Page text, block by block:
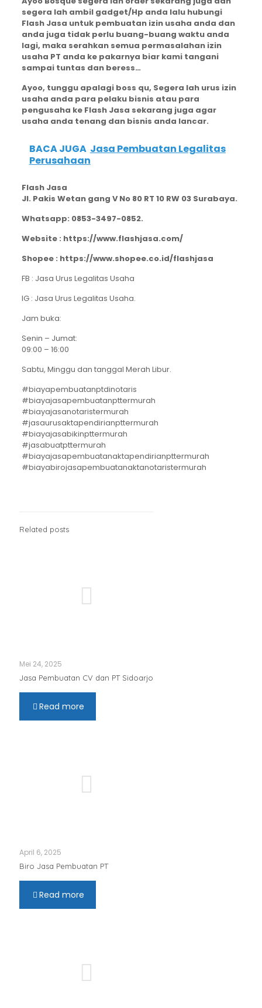
segera lah ambil gadget/Hp anda lalu hubungi
Flash Jasa untuk pembuatan izin usaha anda dan
anda juga tidak perlu buang-buang waktu anda
lagi, maka serahkan semua permasalahan izin
usaha PT anda ke pakarnya biar kami tangani
sampai tuntas dan beress…
Ayoo, tunggu apalagi boss qu, Segera lah urus izin
usaha anda para pelaku bisnis atau para
pengusaha ke Flash Jasa sekarang juga agar
usaha anda tenang dan bisnis anda lancar.
BACA JUGA Jasa Pembuatan Legalitas
Perusahaan
Flash Jasa
Jl. Pakis Wetan gang V No 80 RT 10 RW 03 Surabaya.
Whatsapp: 0853-3497-0852.
Website : https://www.flashjasa.com/
Shopee : https://www.shopee.co.id/flashjasa
FB : Jasa Urus Legalitas Usaha
IG : Jasa Urus Legalitas Usaha.
Jam buka:
Senin – Jumat:
09:00 – 16:00
Sabtu, Minggu dan tanggal Merah Libur.
#biayapembuatanptdinotaris
#biayajasapembuatanpttermurah
#biayajasanotaristermurah
#jasaurusaktapendirianpttermurah
#biayajasabikinpttermurah
#jasabuatpttermurah
#biayajasapembuatanaktapendirianpttermurah
#biayabirojasapembuatanaktanotaristermurah
Related posts
Mei 24, 2025
Jasa Pembuatan CV dan PT Sidoarjo
Read more
April 6, 2025
Biro Jasa Pembuatan PT
Read more